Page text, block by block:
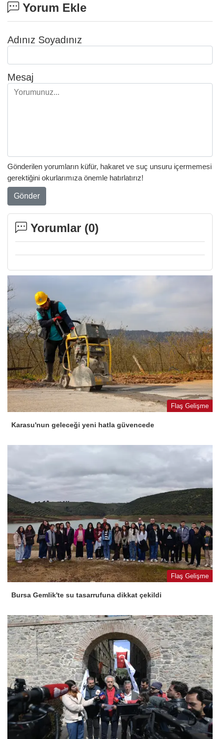
Yorum Ekle
Adınız Soyadınız
Mesaj
Gönderilen yorumların küfür, hakaret ve suç unsuru içermemesi
gerektiğini okurlarımıza önemle hatırlatırız!
Gönder
Yorumlar (0)
Flaş Gelişme
Karasu'nun geleceği yeni hatla güvencede
Flaş Gelişme
Bursa Gemlik'te su tasarrufuna dikkat çekildi